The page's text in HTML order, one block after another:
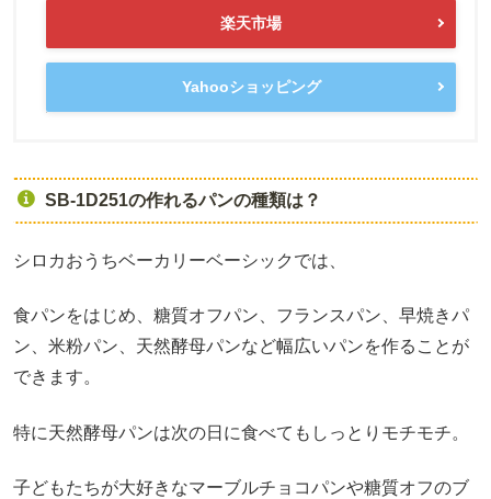
楽天市場
Yahooショッピング
SB-1D251の作れるパンの種類は？
シロカおうちベーカリーベーシックでは、
食パンをはじめ、糖質オフパン、フランスパン、早焼きパ
ン、米粉パン、天然酵母パンなど幅広いパンを作ることが
できます。
特に天然酵母パンは次の日に食べてもしっとりモチモチ。
子どもたちが大好きなマーブルチョコパンや糖質オフのブ